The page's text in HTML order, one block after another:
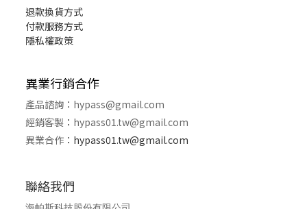
退款換貨方式
付款服務方式
隱私權政策
異業行銷合作
產品諮詢： hypass@gmail.com
經銷客製 ： hypass01.tw@gmail.com
異業合作 ： hypass01.tw@gmail.com
聯絡我們